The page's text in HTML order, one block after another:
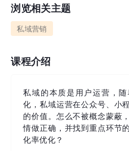
浏览相关主题
私域营销
课程介绍
私域的本质是用户运营，
化，私域运营在公众号、小
的价值。怎么不被概念蒙蔽
情做正确，并找到重点环节
化率优化？